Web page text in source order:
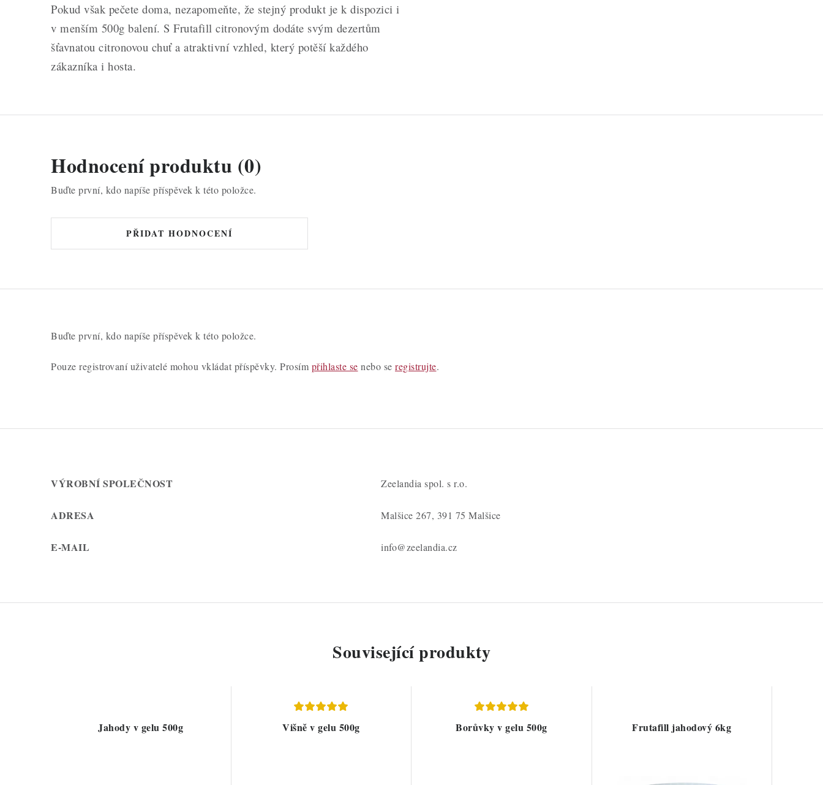
Pokud však pečete doma, nezapomeňte, že stejný produkt je k dispozici i
v menším 500g balení. S Frutafill citronovým dodáte svým dezertům
šťavnatou citronovou chuť a atraktivní vzhled, který potěší každého
zákazníka i hosta.
Hodnocení produktu (0)
Buďte první, kdo napíše příspěvek k této položce.
PŘIDAT HODNOCENÍ
Buďte první, kdo napíše příspěvek k této položce.
Pouze registrovaní uživatelé mohou vkládat příspěvky. Prosím přihlaste se nebo se registrujte.
VÝROBNÍ SPOLEČNOST Zeelandia spol. s r.o.
ADRESA Malšice 267, 391 75 Malšice
E-MAIL info@zeelandia.cz
Související produkty
Jahody v gelu 500g Višně v gelu 500g Borůvky v gelu 500g Frutafill jahodový 6kg